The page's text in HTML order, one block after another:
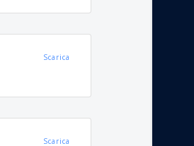
Scarica
Scarica